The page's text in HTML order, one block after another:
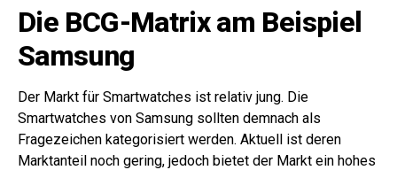
Die BCG-Matrix am Beispiel
Samsung
Der Markt für Smartwatches ist relativ jung. Die
Smartwatches von Samsung sollten demnach als
Fragezeichen kategorisiert werden. Aktuell ist deren
Marktanteil noch gering, jedoch bietet der Markt ein hohes